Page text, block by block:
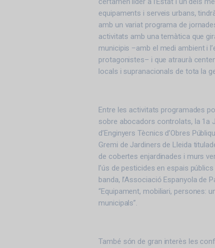
equipaments i serveis urbans,
amb un variat programa de
activitats amb una temàtica que
municipis –amb el medi ambient i
protagonistes– i que atraurà
locals i supranacionals de tota la
Entre les activitats programades
sobre abocadors controlats, la 1a
d’Enginyers Tècnics d’Obres
Gremi de Jardiners de Lleida
de cobertes enjardinades i murs
l’ús de pesticides en espais
banda, l’Associació Espanyola de
“Equipament, mobiliari, persones:
municipals”.
També són de gran interès les